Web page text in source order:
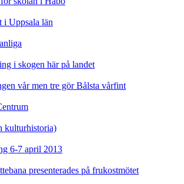
i Uppsala län
i skogen här på landet
vår men tre gör Bålsta vårfint
kulturhistoria)
6-7 april 2013
presenterades på frukostmötet